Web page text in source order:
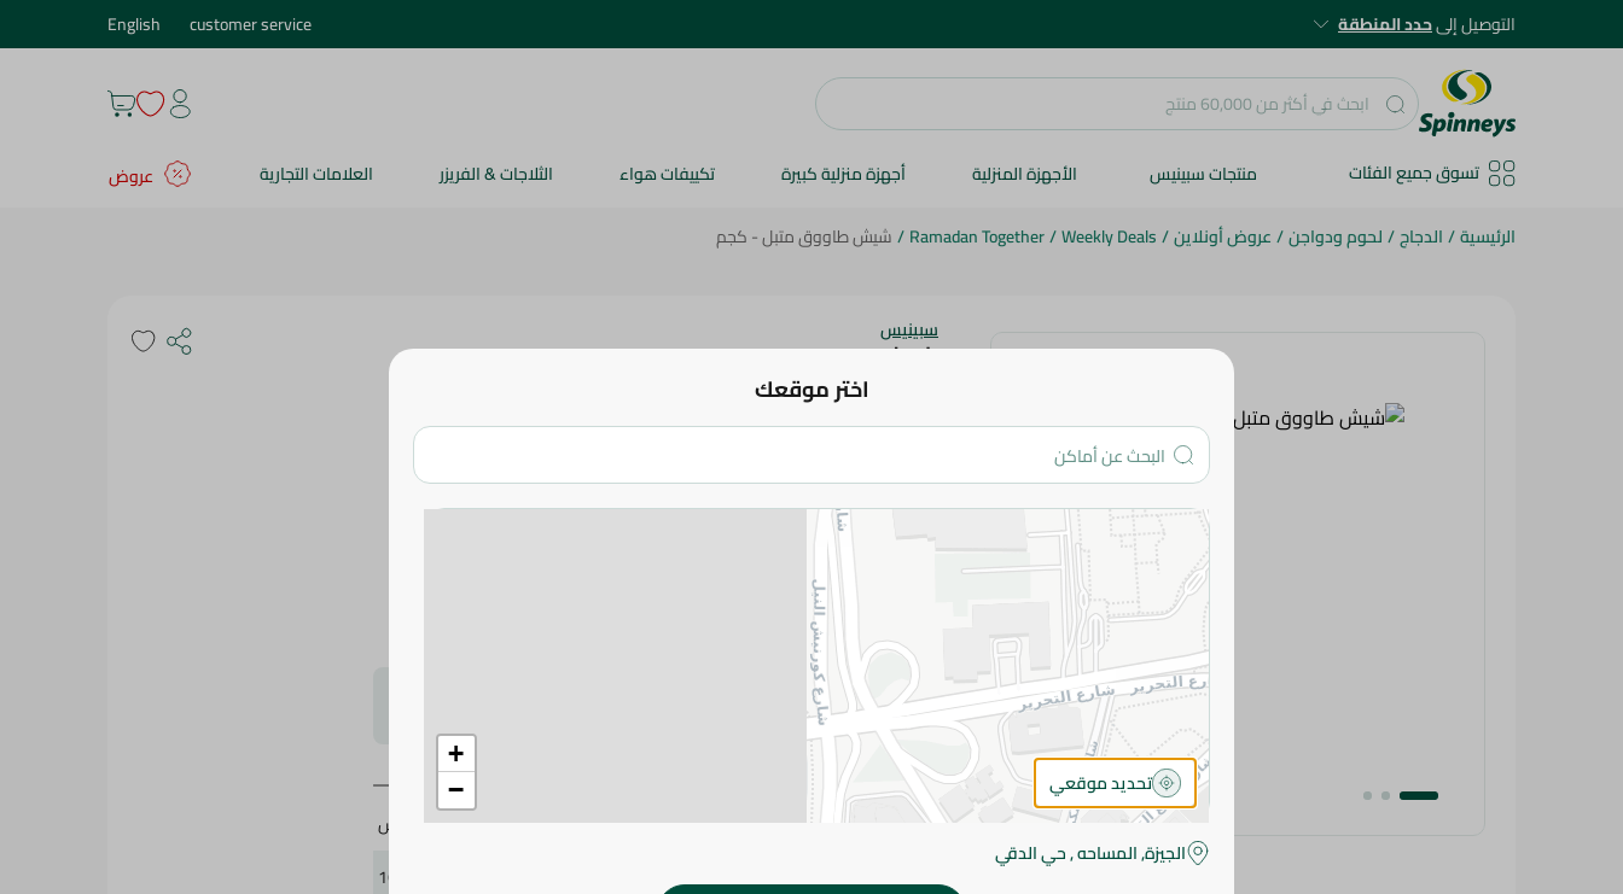
التوصيل إلىحدد المنطقة customer service
English
تسوق جميع الفئات منتجات سبينيس الأجهزة المنزلية أجهزة منزلية كبيرة تكييفات هواء الثلاجات & الفريزر العلامات التجارية
عروض
الرئيسية/الدجاج/لحوم ودواجن/عروض أونلاين/
Weekly Deals
/
Ramadan Together
/شيش طاووق متبل - كجم
سبينيس
شيش طاووق متبل - كجم
/ 0.5 كج
اضف للعربة
التفاصيل
سبينيس شيش طاووق متبل مُحضر من مكعبات صدور الدجاج عالية الجودة والمتبلة
بمزيج غني من التوابل والبهارات، ليمنحك قوامًا طريًا ومذاقًا أصيلًا، مثاليًا للشوي
وحفلات الباربكيو والوجبات العائلية السريعة.
يرجى الملاحظة:
طفيف. قد يتغير التعبئة بناءً على التوفر.
المواصفات
براند
سبينيس
SKU
163323
اختر موقعك
+
−
تحديد موقعي
الجيزة, المساحه , حي الدقي